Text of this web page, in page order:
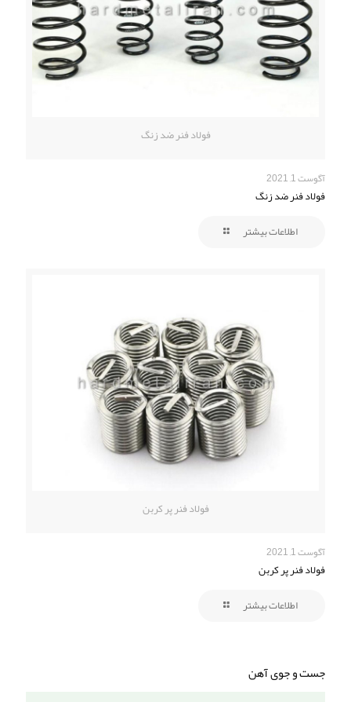
فولاد فنر ضد زنگ
آگوست 1, 2021
فولاد فنر ضد زنگ
اطلاعات بیشتر
فولاد فنر پر کربن
آگوست 1, 2021
فولاد فنر پر کربن
اطلاعات بیشتر
جست و جوی آهن